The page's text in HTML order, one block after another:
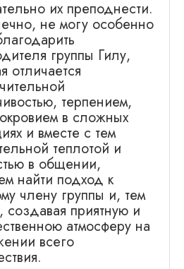
их преподнести.
не могу особенно
группы Гилу,
отличается
терпением,
в сложных
и вместе с тем
теплотой и
в общении,
найти подход к
члену группы и, тем
создавая приятную и
атмосферу на
всего